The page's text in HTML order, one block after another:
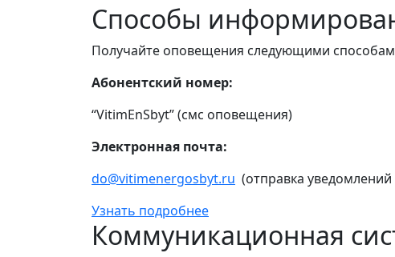
Способы
Получайте оповещения следующими
Абонентский номер:
“VitimEnSbyt” (смс оповещения)
Электронная почта:
do@vitimenergosbyt.ru (отправка
Узнать подробнее
Коммуникационная